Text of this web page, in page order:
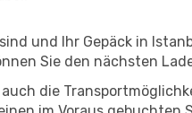
und Ihr Gepäck in
Sie den nächsten
die